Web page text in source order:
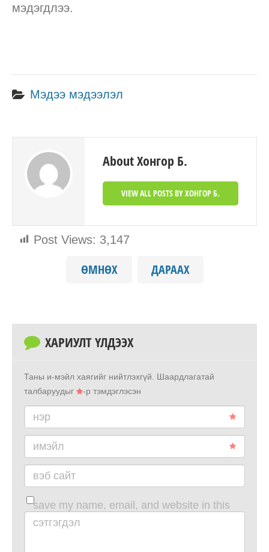
мэдэгдлээ.
Post Views: 3,147
Мэдээ мэдээлэл
About Хонгор Б.
VIEW ALL POSTS BY ХОНГОР Б.
ӨМНӨХ ДАРААХ
ХАРИУЛТ ҮЛДЭЭХ
Таны и-мэйл хаягийг нийтлэхгүй.
Шаардлагатай
талбаруудыг
-р тэмдэглэсэн
нэр
имэйл
вэб сайт
save my name, email, and website in this
browser for the next time i comment.
сэтгэгдэл